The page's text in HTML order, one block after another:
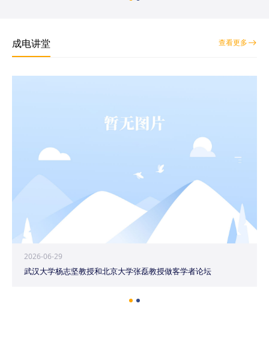
成电讲堂 查看更多
2026-06-29
武汉大学杨志坚教授和北京大学张磊教授做客学者论坛